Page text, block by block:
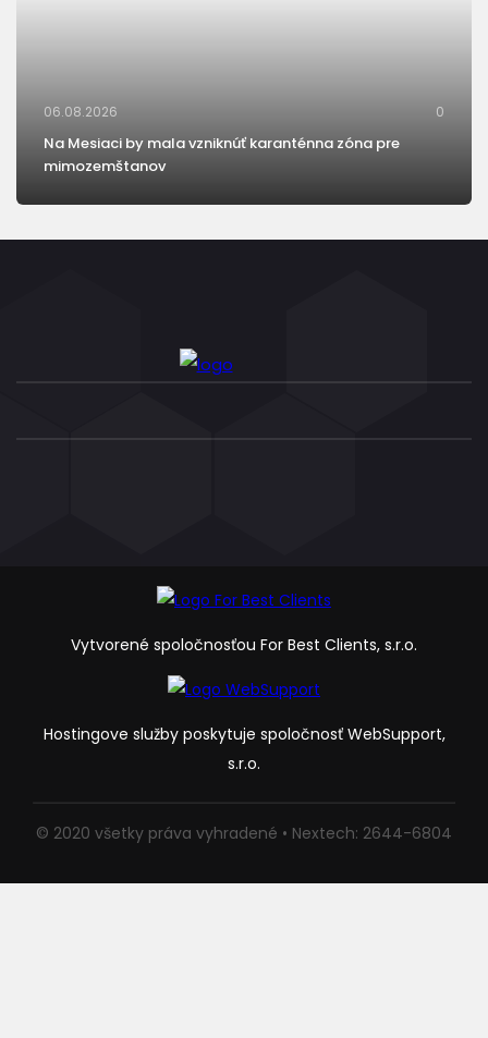
06.08.2026 0
Na Mesiaci by mala vzniknúť karanténna zóna pre
mimozemštanov
Vytvorené spoločnosťou For Best Clients, s.r.o.
Hostingove služby poskytuje spoločnosť WebSupport,
s.r.o.
© 2020 všetky práva vyhradené • Nextech: 2644-6804